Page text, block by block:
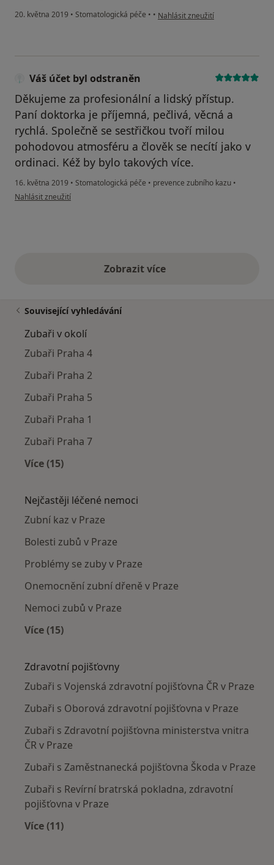
20. května 2019 • Stomatologická péče • • podle názoru uživatele Váš účet
Nahlásit zneužití
Váš účet byl odstraněn
Děkujeme za profesionální a lidský přístup.
Paní doktorka je příjemná, pečlivá, věcná a
rychlá. Společně se sestřičkou tvoří milou
pohodovou atmosféru a člověk se necítí jako v
ordinaci. Kéž by bylo takových více.
16. května 2019 • Stomatologická péče • prevence zubního kazu •
podle názoru uživatele Váš účet byl odstraněn
Nahlásit zneužití
Zobrazit vícevýše uvedené názory
Související vyhledávání
Zubaři v okolí
Zubaři Praha 4
Zubaři Praha 2
Zubaři Praha 5
Zubaři Praha 1
Zubaři Praha 7
Více (15)
Nejčastěji léčené nemoci
Zubní kaz v Praze
Bolesti zubů v Praze
Problémy se zuby v Praze
Onemocnění zubní dřeně v Praze
Nemoci zubů v Praze
Více (15)
Zdravotní pojišťovny
Zubaři s Vojenská zdravotní pojišťovna ČR v Praze
Zubaři s Oborová zdravotní pojišťovna v Praze
Zubaři s Zdravotní pojišťovna ministerstva vnitra
ČR v Praze
Zubaři s Zaměstnanecká pojišťovna Škoda v Praze
Zubaři s Revírní bratrská pokladna, zdravotní
pojišťovna v Praze
Více (11)